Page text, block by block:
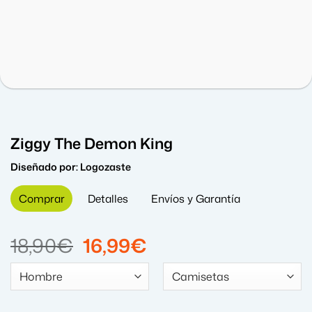
Ziggy The Demon King
Diseñado por:Logozaste
Comprar Detalles Envíos y Garantía
18,90€ El
precio
original
16,99€
precio
actual